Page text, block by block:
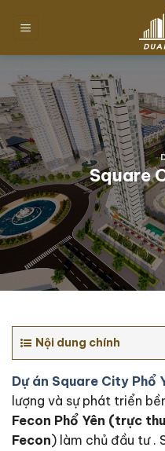
đến
Square
Nội dung chính
Dự án Square City Phổ
lượng và sự phát triển
Fecon Phổ Yên (trực
Fecon) làm chủ đầu tư .